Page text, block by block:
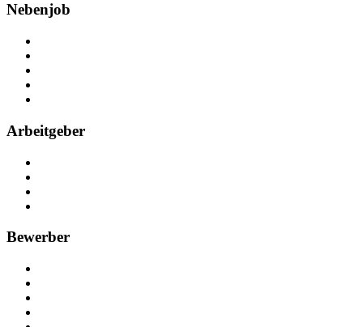
Nebenjob
Arbeitgeber
Bewerber